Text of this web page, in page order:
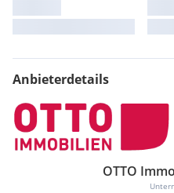
Anbieterdetails
OTTO